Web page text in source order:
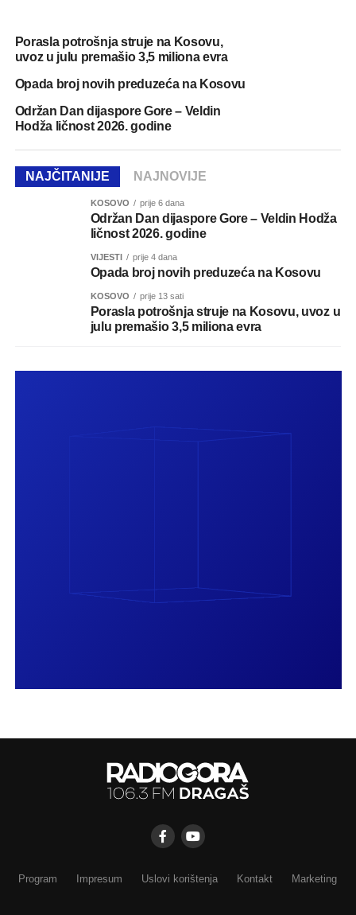
Porasla potrošnja struje na Kosovu,
uvoz u julu premašio 3,5 miliona evra
Opada broj novih preduzeća na Kosovu
Održan Dan dijaspore Gore – Veldin
Hodža ličnost 2026. godine
NAJČITANIJE NAJNOVIJE
KOSOVO prije 6 dana
Održan Dan dijaspore Gore – Veldin Hodža
ličnost 2026. godine
VIJESTI prije 4 dana
Opada broj novih preduzeća na Kosovu
KOSOVO prije 13 sati
Porasla potrošnja struje na Kosovu, uvoz u
julu premašio 3,5 miliona evra
Program Impresum Uslovi korištenja Kontakt Marketing